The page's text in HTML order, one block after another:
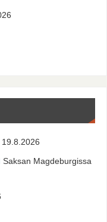
Saksan Magdeburgissa